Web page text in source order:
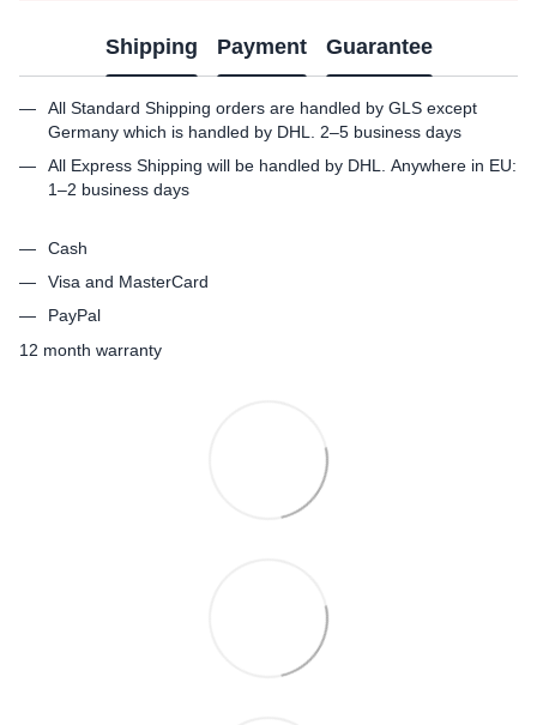
Shipping Payment Guarantee
All Standard Shipping orders are handled by GLS except
Germany which is handled by DHL. 2–5 business days
All Express Shipping will be handled by DHL. Anywhere in EU:
1–2 business days
Cash
Visa and MasterCard
PayPal
12 month warranty